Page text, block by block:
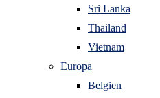
Sri Lanka
Thailand
Vietnam
Europa
Belgien